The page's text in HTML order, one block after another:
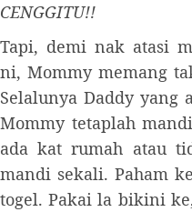
CENGGITU!!
Tapi, demi nak atasi
ni, Mommy memang
Selalunya Daddy yang
Mommy tetaplah
ada kat rumah atau
mandi sekali. Paham
togel. Pakai la bikini